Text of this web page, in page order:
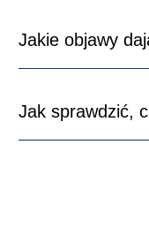
operacji, kiedy
Jakie objawy
również ból
Jak sprawdzić,